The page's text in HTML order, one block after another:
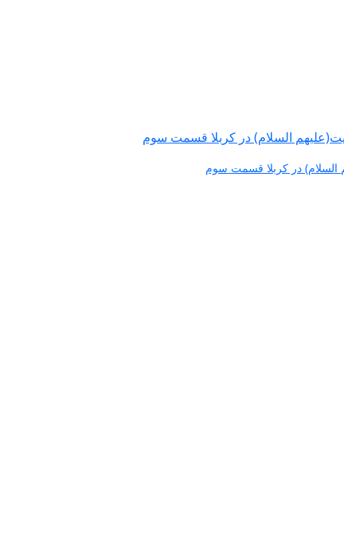
السلام) در كربلا قسمت سوم